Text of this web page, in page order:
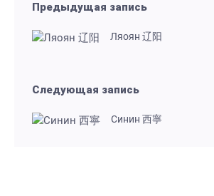
Предыдущая запись
Ляоян 辽阳
Следующая запись
Синин 西寧